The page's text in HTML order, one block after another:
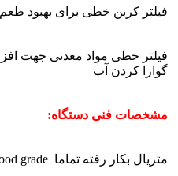
فیلتر کربن خطی برای بهبود
فیلتر خطی مواد معدنی جهت
گوارا کردن آب
مشخصات فنی دستگاه:
متریال بکار رفته تماما food grade